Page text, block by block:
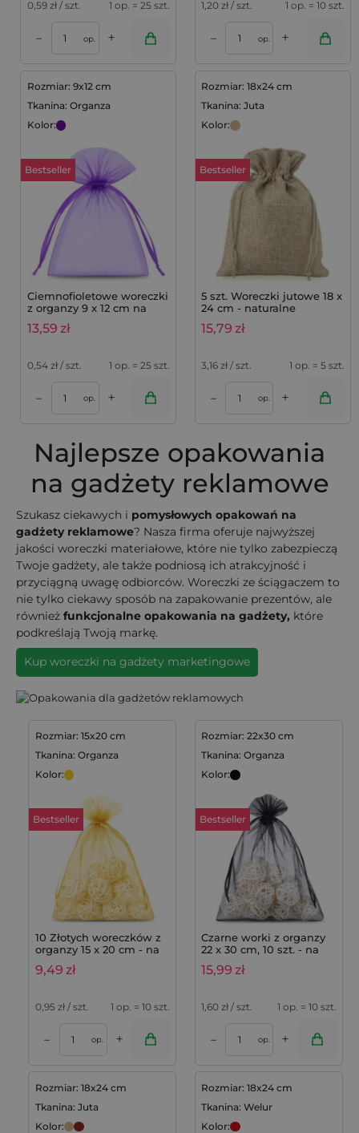
0,59 zł / szt. 1 op. = 25 szt.
– op. +
1,20 zł / szt. 1 op. = 10 szt.
– op. +
Rozmiar: 9x12 cm
Tkanina: Organza
Kolor:
Bestseller
Ciemnofioletowe woreczki
z organzy 9 x 12 cm na
13,59 zł
0,54 zł / szt. 1 op. = 25 szt.
– op. +
Rozmiar: 18x24 cm
Tkanina: Juta
Kolor:
Bestseller
5 szt. Woreczki jutowe 18 x
24 cm - naturalne
15,79 zł
3,16 zł / szt. 1 op. = 5 szt.
– op. +
Najlepsze opakowania
na gadżety reklamowe
Szukasz ciekawych i pomysłowych opakowań na
gadżety reklamowe? Nasza firma oferuje najwyższej
jakości woreczki materiałowe, które nie tylko zabezpieczą
Twoje gadżety, ale także podniosą ich atrakcyjność i
przyciągną uwagę odbiorców. Woreczki ze ściągaczem to
nie tylko ciekawy sposób na zapakowanie prezentów, ale
również funkcjonalne opakowania na gadżety, które
podkreślają Twoją markę.
Kup woreczki na gadżety marketingowe
Rozmiar: 15x20 cm
Tkanina: Organza
Kolor:
Bestseller
10 Złotych woreczków z
organzy 15 x 20 cm - na
9,49 zł
0,95 zł / szt. 1 op. = 10 szt.
– op. +
Rozmiar: 22x30 cm
Tkanina: Organza
Kolor:
Bestseller
Czarne worki z organzy
22 x 30 cm, 10 szt. - na
roślin
15,99 zł
1,60 zł / szt. 1 op. = 10 szt.
– op. +
Rozmiar: 18x24 cm
Tkanina: Juta
Kolor:
Rozmiar: 18x24 cm
Tkanina: Welur
Kolor: